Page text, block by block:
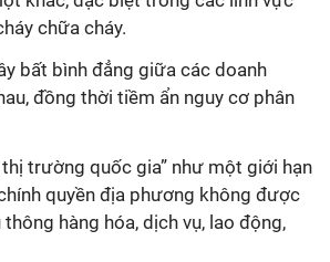
chữa cháy.
bất bình đẳng giữa các doanh
đồng thời tiềm ẩn nguy cơ phân
trường quốc gia” như một giới hạn
quyền địa phương không được
hàng hóa, dịch vụ, lao động,